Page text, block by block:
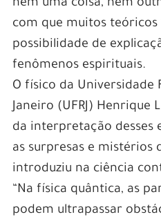
nem uma coisa, nem
com que muitos teóricos
possibilidade de
fenômenos espirituais.
O físico da Universidade
Janeiro (UFRJ) Henrique
da interpretação desses
as surpresas e mistérios
introduziu na ciência
“Na física quântica, as
podem ultrapassar